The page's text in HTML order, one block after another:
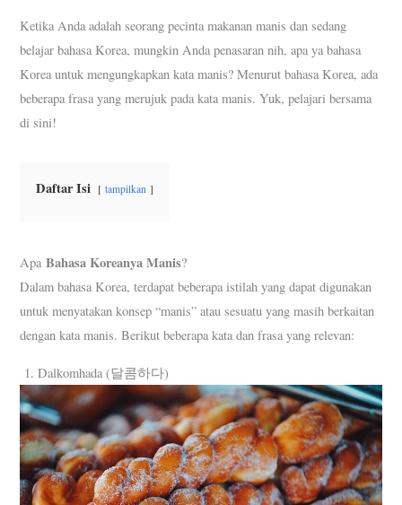
k
p
s
t
m
Ketika Anda adalah seorang pecinta makanan manis dan sedang
belajar bahasa Korea, mungkin Anda penasaran nih, apa ya bahasa
Korea untuk mengungkapkan kata manis? Menurut bahasa Korea, ada
beberapa frasa yang merujuk pada kata manis. Yuk, pelajari bersama
di sini!
Daftar Isi tampilkan
ApaBahasa Koreanya Manis?
Dalam bahasa Korea, terdapat beberapa istilah yang dapat digunakan
untuk menyatakan konsep “manis” atau sesuatu yang masih berkaitan
dengan kata manis. Berikut beberapa kata dan frasa yang relevan:
1. Dalkomhada (달콤하다)